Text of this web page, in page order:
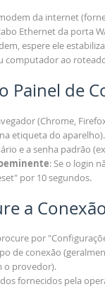
da internet
Ethernet da porta
espere ele
computador ao
Painel de
(Chrome,
etiqueta do aparelho).
e a senha padrão
: Se o login
por 10 segundos.
a
por
de conexão
o provedor).
fornecidos pela